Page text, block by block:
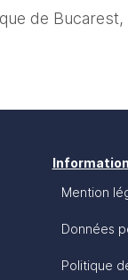
de
Mention
Données
Politique